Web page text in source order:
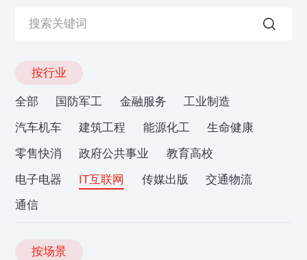
按行业
全部 国防军工 金融服务
工业制造
汽车机车
建筑工程 能源化工
生命健康
零售快消
政府公共事业
教育高校
电子电器
IT互联网 传媒出版
交通物流
通信
按场景